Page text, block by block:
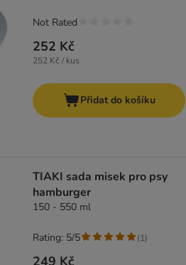
252 Kč
252 Kč / kus
Not Rated
Přidat do košíku
TIAKI sada misek pro psy
hamburger
150 - 550 ml
249 Kč
Rating: 5/5 (1)